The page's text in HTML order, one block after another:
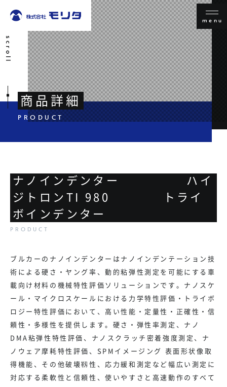
scroll
menu
商品詳細
ナノインデンター ハイ
ジトロンTI 980 トライ
ボインデンター
ブルカーのナノインデンターはナノインデンテーション技
術による硬さ・ヤング率、動的粘弾性測定を可能にする車
載向け材料の機械特性評価ソリューションです。ナノスケ
ール・マイクロスケールにおける力学特性評価・トライボ
ロジー特性評価において、高い性能・定量性・正確性・信
頼性・多様性を提供します。硬さ・弾性率測定、ナノ
DMA 粘弾性特性評価、ナノスクラッチ密着強度測定、ナ
ノウェア摩耗特性評価、
SPM イメージング 表面形状像取
得機能、その他破壊靱性、応力緩和測定など幅広い測定に
対応する柔軟性と信頼性、使いやすさと高速動作のすべて